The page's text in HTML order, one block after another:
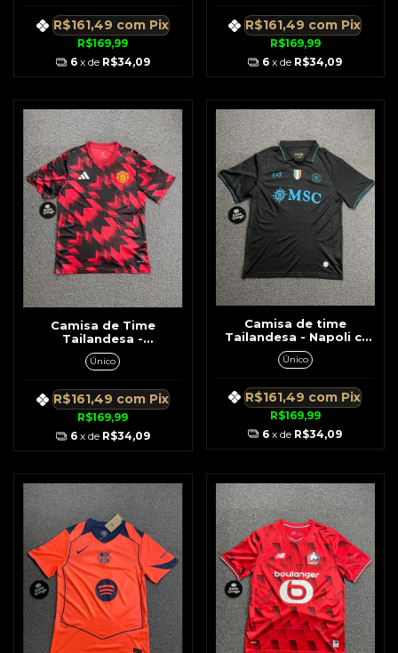
R$169,99
R$161,49 com Pix
6 x de R$34,09
R$169,99
R$161,49 com Pix
6 x de R$34,09
Camisa de Time
Tailandesa -
Manchester United
Vermelho c/ Preto
Único
R$169,99
R$161,49 com Pix
6 x de R$34,09
Camisa de time
Tailandesa - Napoli c/
Gola Preta c/ Azul
Único
R$169,99
R$161,49 com Pix
6 x de R$34,09